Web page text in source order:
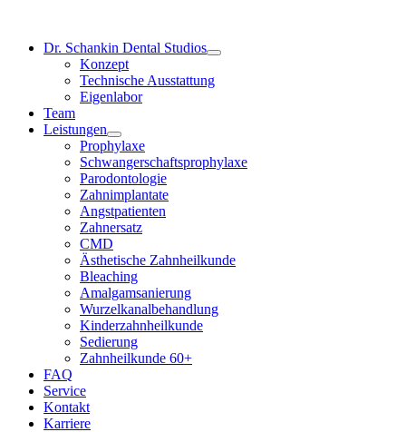
Dr. Schankin Dental Studios
Konzept
Technische Ausstattung
Eigen­labor
Team
Leistungen
Prophy­laxe
Schwanger­schafts­prophylaxe
Paro­donto­logie
Zahn­implantate
Angst­patienten
Zahn­ersatz
CMD
Ästhetische Zahn­heilkunde
Bleaching
Amalgam­sanierung
Wurzel­kanal­behandlung
Kinder­zahn­heilkunde
Sedierung
Zahn­heilkunde 60+
FAQ
Service
Kontakt
Karriere